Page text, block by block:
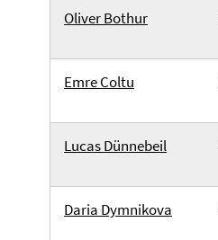
Oliver Bothur
Emre Coltu
Lucas Dünnebeil
Daria Dymnikova